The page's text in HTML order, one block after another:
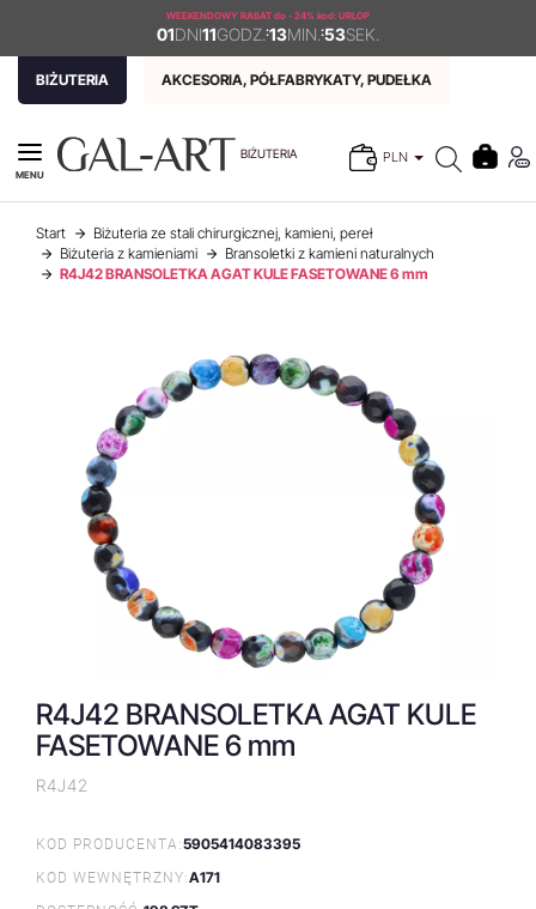
WEEKENDOWY RABAT do - 24% kod: URLOP
01DNI11GODZ. :13MIN. :53SEK.
BIŻUTERIA AKCESORIA, PÓŁFABRYKATY, PUDEŁKA
BIŻUTERIA PLN
MENU
Start
Biżuteria ze stali chirurgicznej, kamieni, pereł
Biżuteria z kamieniami
Bransoletki z kamieni naturalnych
R4J42 BRANSOLETKA AGAT KULE FASETOWANE 6 mm
R4J42 BRANSOLETKA AGAT KULE
FASETOWANE 6 mm
R4J42
KOD PRODUCENTA:5905414083395
KOD WEWNĘTRZNY:A171